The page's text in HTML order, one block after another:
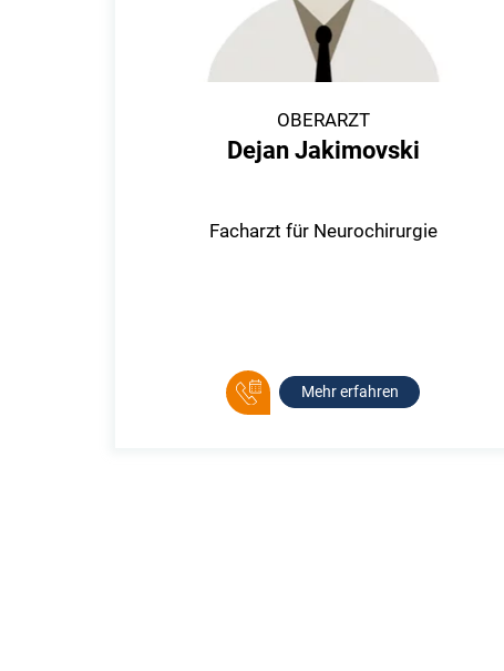
OBERARZT
Dejan Jakimovski
Facharzt für Neurochirurgie
Mehr erfahren